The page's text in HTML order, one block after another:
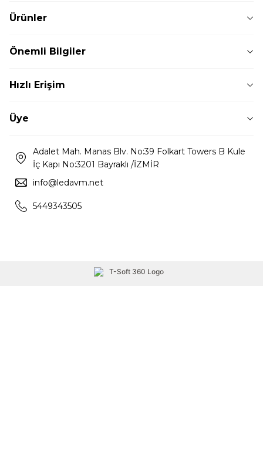
Ürünler
Önemli Bilgiler
Hızlı Erişim
Üye
Adalet Mah. Manas Blv. No:39 Folkart Towers B Kule
İç Kapı No:3201 Bayraklı /İZMİR
info@ledavm.net
5449343505